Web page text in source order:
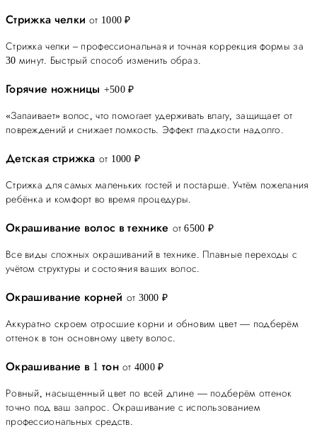
Стрижка челки от 1000 ₽
Стрижка челки – профессиональная и точная коррекция формы за
30 минут. Быстрый способ изменить образ.
Горячие ножницы +500 ₽
«Запаивает» волос, что помогает удерживать влагу, защищает от
повреждений и снижает ломкость. Эффект гладкости надолго.
Детская стрижка от 1000 ₽
Стрижка для самых маленьких гостей и постарше. Учтём пожелания
ребёнка и комфорт во время процедуры.
Окрашивание волос в технике от 6500 ₽
Все виды сложных окрашиваний в технике. Плавные переходы с
учётом структуры и состояния ваших волос.
Окрашивание корней от 3000 ₽
Аккуратно скроем отросшие корни и обновим цвет — подберём
оттенок в тон основному цвету волос.
Окрашивание в 1 тон от 4000 ₽
Ровный, насыщенный цвет по всей длине — подберём оттенок
точно под ваш запрос. Окрашивание с использованием
профессиональных средств.